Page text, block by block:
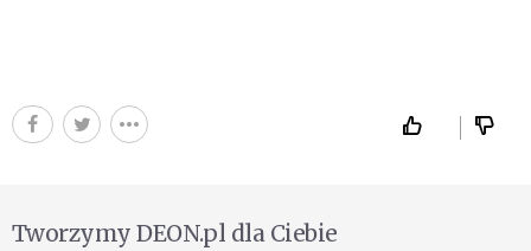
Tworzymy DEON.pl dla Ciebie